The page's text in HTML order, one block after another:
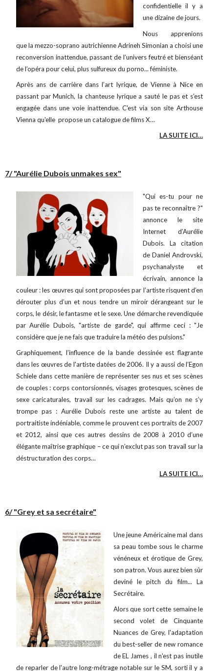
confidentielle il y a
une dizaine de jours.
Nous apprenions
que la mezzo-soprano autrichienne Adrineh Simonian a choisi une
reconversion inattendue, passant de l’univers feutré et bienséant
de l’opéra pour celui, plus sulfureux du porno... féministe.
Après ans de carrière dans l’art lyrique, de Vienne à Nice en
passant par Munich, la chanteuse lyrique a sauté le pas et s’est
engagée dans une voie inattendue. C'est via son site Arthouse
Vienna qu'elle propose un catalogue de films X…
LA SUITE ICI…
7/ "Aurélie Dubois unmakes sex"
"Qui es-tu pour ne
pas te reconnaître ?"
annonce le site
Internet d’Aurélie
Dubois. La citation
de Daniel Androvski,
psychanalyste et
écrivain, annonce la
couleur : les œuvres qui sont proposées par l’artiste risquent d’en
dérouter plus d’un et nous tendre un miroir dérangeant sur le
corps, le désir, le fantasme et le sexe. Une démarche revendiquée
par Aurélie Dubois, "artiste de garde", qui affirme ceci : "Je
considère que je ne fais que traduire la météo des pulsions."
Graphiquement, l’influence de la bande dessinée est flagrante
dans les œuvres de l'artiste datées de 2006. Il y a aussi de l’Egon
Schiele dans cette manière de représenter ses nus et ses scènes
de couples : corps contorsionnés, visages grotesques, scènes de
sexe caricaturales, travail sur les cadrages. Mais qu’on ne s’y
trompe pas : Aurélie Dubois reste une artiste au talent de
portraitiste indéniable, comme le prouvent ces portraits de 2007
et 2012, ainsi que ces autres dessins de 2008 à 2010 d’une
élégante maîtrise graphique – ce qui n’exclut pas son travail sur la
déstructuration des corps…
LA SUITE ICI…
6/ "Grey et sa secrétaire"
Une jeune Américaine mal dans
sa peau tombe sous le charme
vénéneux et érotique de Grey,
son patron. Vous aurez bien sûr
deviné le pitch du film... La
Secrétaire.
Alors que sort cette semaine le
second volet de Cinquante
Nuances de Grey, l'adaptation
du best-seller de new romance
de EL James , il n'est pas inutile
de reparler de l'autre long-métrage notable sur le SM, sorti il y a